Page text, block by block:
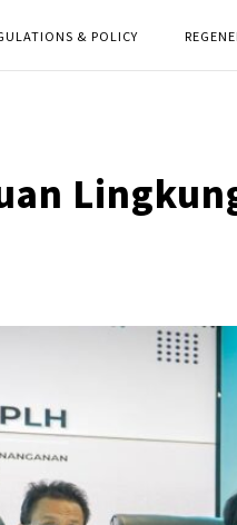
& POLICY